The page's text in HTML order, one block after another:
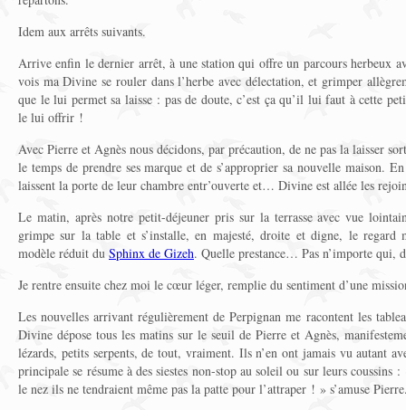
Idem aux arrêts suivants.
Arrive enfin le dernier arrêt, à une station qui offre un parcours herbeux
vois ma Divine se rouler dans l’herbe avec délectation, et grimper
que le lui permet sa laisse : pas de doute, c’est ça qu’il lui faut à cette
le lui offrir !
Avec Pierre et Agnès nous décidons, par précaution, de ne pas la laisser
le temps de prendre ses marque et de s’approprier sa nouvelle maison.
laissent la porte de leur chambre entr’ouverte et… Divine est allée les
Le matin, après notre petit-déjeuner pris sur la terrasse avec vue
grimpe sur la table et s’installe, en majesté, droite et digne, le regard
modèle réduit du Sphinx de Gizeh. Quelle prestance… Pas n’importe
Je rentre ensuite chez moi le cœur léger, remplie du sentiment d’une
Les nouvelles arrivant régulièrement de Perpignan me racontent les
Divine dépose tous les matins sur le seuil de Pierre et Agnès,
lézards, petits serpents, de tout, vraiment. Ils n’en ont jamais vu autant
principale se résume à des siestes non-stop au soleil ou sur leurs coussins
le nez ils ne tendraient même pas la patte pour l’attraper ! » s’amuse